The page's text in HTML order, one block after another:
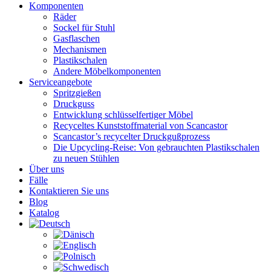
Komponenten
Räder
Sockel für Stuhl
Gasflaschen
Mechanismen
Plastikschalen
Andere Möbelkomponenten
Serviceangebote
Spritzgießen
Druckguss
Entwicklung schlüsselfertiger Möbel
Recyceltes Kunststoffmaterial von Scancastor
Scancastor’s recycelter Druckgußprozess
Die Upcycling-Reise: Von gebrauchten Plastikschalen
zu neuen Stühlen
Über uns
Fälle
Kontaktieren Sie uns
Blog
Katalog